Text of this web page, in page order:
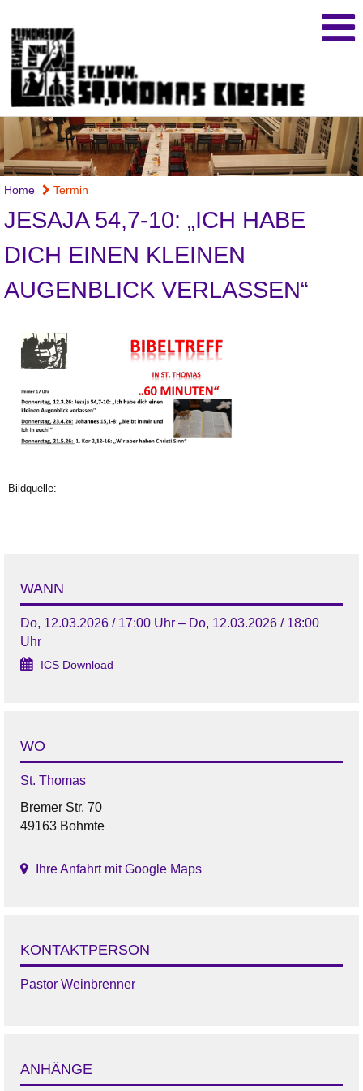
Home Termin
JESAJA 54,7-10: „ICH HABE
DICH EINEN KLEINEN
AUGENBLICK VERLASSEN“
Bildquelle:
WANN
Do, 12.03.2026 / 17:00 Uhr – Do, 12.03.2026 / 18:00
Uhr
ICS Download
WO
St. Thomas
Bremer Str. 70
49163 Bohmte
Ihre Anfahrt mit Google Maps
KONTAKTPERSON
Pastor Weinbrenner
ANHÄNGE